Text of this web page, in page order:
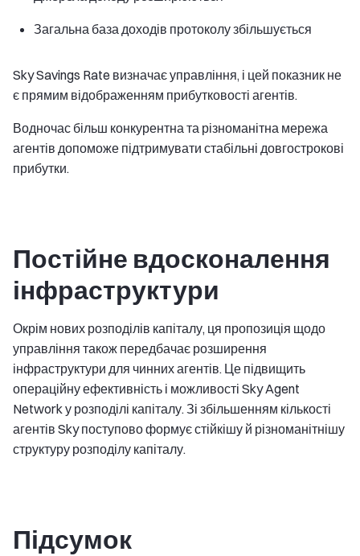
Загальна база доходів протоколу збільшується
Sky Savings Rate визначає управління, і цей показник не
є прямим відображенням прибутковості агентів.
Водночас більш конкурентна та різноманітна мережа
агентів допоможе підтримувати стабільні довгострокові
прибутки.
Постійне вдосконалення
інфраструктури
Окрім нових розподілів капіталу, ця пропозиція щодо
управління також передбачає розширення
інфраструктури для чинних агентів. Це підвищить
операційну ефективність і можливості Sky Agent
Network у розподілі капіталу. Зі збільшенням кількості
агентів Sky поступово формує стійкішу й різноманітнішу
структуру розподілу капіталу.
Підсумок